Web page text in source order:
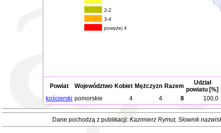
2-2
3-4
powyżej 4
Powiat Województwo Kobiet Mężczyzn Razem
Udział
powiatu [%]
kościerski pomorskie 4 4 8 100,0
Dane pochodzą z publikacji: Kazimierz Rymut, Słownik